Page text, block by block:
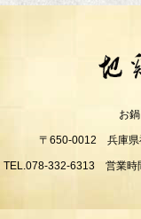
お
〒650-0012 兵庫県
TEL.078-332-6313 営業時